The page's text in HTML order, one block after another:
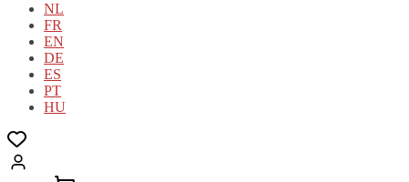
NL
FR
EN
DE
ES
PT
HU